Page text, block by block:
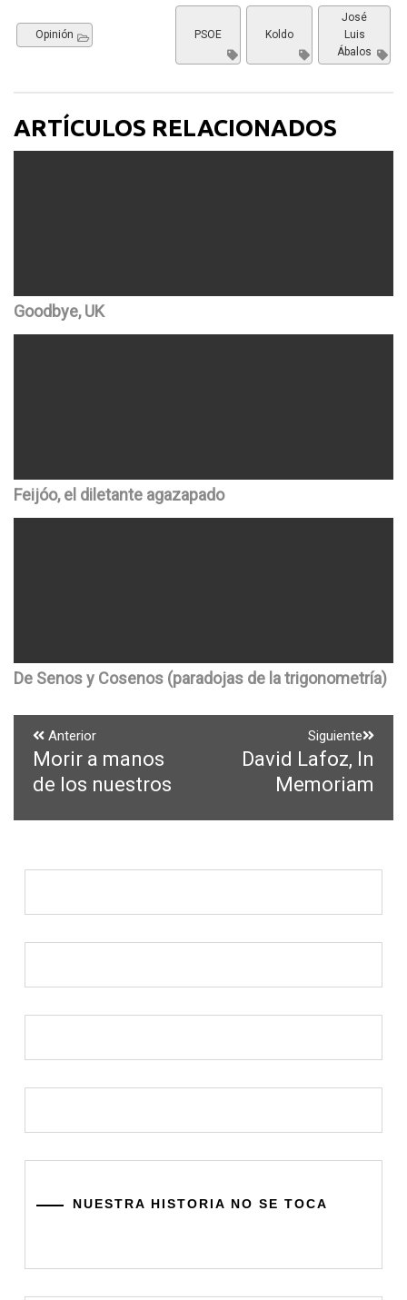
Opinión
José
Luis
Ábalos
Koldo
PSOE
ARTÍCULOS RELACIONADOS
Goodbye, UK
Feijóo, el diletante agazapado
De Senos y Cosenos (paradojas de la trigonometría)
Navegación
de
entradas
Anterior
Entrada
anterior:
Morir a manos
de los nuestros
Siguiente
Entrada
siguiente:
David Lafoz, In
Memoriam
NUESTRA HISTORIA NO SE TOCA